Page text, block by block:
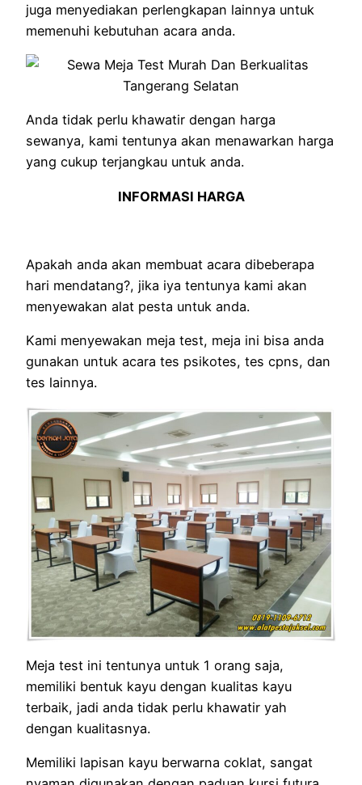
juga menyediakan perlengkapan lainnya untuk
memenuhi kebutuhan acara anda.
Anda tidak perlu khawatir dengan harga
sewanya, kami tentunya akan menawarkan harga
yang cukup terjangkau untuk anda.
INFORMASI HARGA
Apakah anda akan membuat acara dibeberapa
hari mendatang?, jika iya tentunya kami akan
menyewakan alat pesta untuk anda.
Kami menyewakan meja test, meja ini bisa anda
gunakan untuk acara tes psikotes, tes cpns, dan
tes lainnya.
Meja test ini tentunya untuk 1 orang saja,
memiliki bentuk kayu dengan kualitas kayu
terbaik, jadi anda tidak perlu khawatir yah
dengan kualitasnya.
Memiliki lapisan kayu berwarna coklat, sangat